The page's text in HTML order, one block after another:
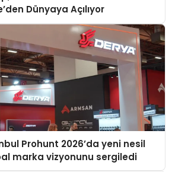
Dünyaya Açılıyor
Prohunt 2026’da yeni nesil
marka vizyonunu sergiledi